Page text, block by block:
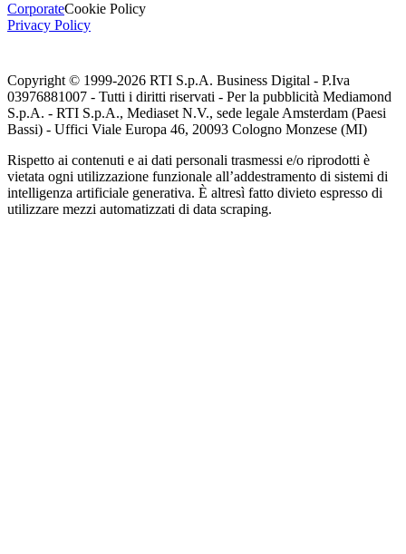
CorporateCookie Policy
Privacy Policy
Copyright © 1999-2026 RTI S.p.A. Business Digital - P.Iva
03976881007 - Tutti i diritti riservati - Per la pubblicità Mediamond
S.p.A. - RTI S.p.A., Mediaset N.V., sede legale Amsterdam (Paesi
Bassi) - Uffici Viale Europa 46, 20093 Cologno Monzese (MI)
Rispetto ai contenuti e ai dati personali trasmessi e/o riprodotti è
vietata ogni utilizzazione funzionale all’addestramento di sistemi di
intelligenza artificiale generativa. È altresì fatto divieto espresso di
utilizzare mezzi automatizzati di data scraping.